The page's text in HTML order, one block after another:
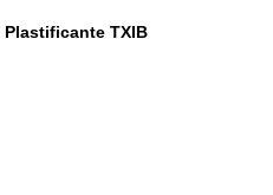
Plastificante TXIB